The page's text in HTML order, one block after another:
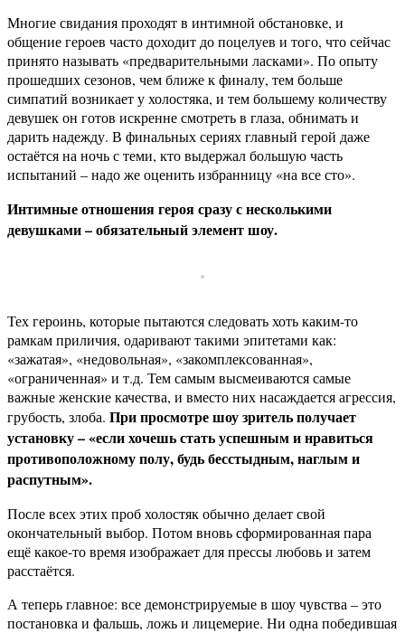
Многие свидания проходят в интимной обстановке, и
общение героев часто доходит до поцелуев и того, что сейчас
принято называть «предварительными ласками». По опыту
прошедших сезонов, чем ближе к финалу, тем больше
симпатий возникает у холостяка, и тем большему количеству
девушек он готов искренне смотреть в глаза, обнимать и
дарить надежду. В финальных сериях главный герой даже
остаётся на ночь с теми, кто выдержал большую часть
испытаний – надо же оценить избранницу «на все сто».
Интимные отношения героя сразу с несколькими
девушками – обязательный элемент шоу.
Тех героинь, которые пытаются следовать хоть каким-то
рамкам приличия, одаривают такими эпитетами как:
«зажатая», «недовольная», «закомплексованная»,
«ограниченная» и т.д. Тем самым высмеиваются самые
важные женские качества, и вместо них насаждается агрессия,
грубость, злоба. При просмотре шоу зритель получает
установку – «если хочешь стать успешным и нравиться
противоположному полу, будь бесстыдным, наглым и
распутным».
После всех этих проб холостяк обычно делает свой
окончательный выбор. Потом вновь сформированная пара
ещё какое-то время изображает для прессы любовь и затем
расстаётся.
А теперь главное: все демонстрируемые в шоу чувства – это
постановка и фальшь, ложь и лицемерие. Ни одна победившая